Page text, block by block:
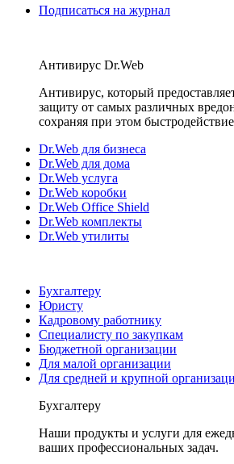
Подписаться на журнал
Антивирус Dr.Web
Антивирус, который
защиту от самых различных
сохраняя при этом
Dr.Web для бизнеса
Dr.Web для дома
Dr.Web услуга
Dr.Web коробки
Dr.Web Office Shield
Dr.Web комплекты
Dr.Web утилиты
Бухгалтеру
Юристу
Кадровому работнику
Специалисту по закупкам
Бюджетной организации
Для малой организации
Для средней и крупной
Бухгалтеру
Наши продукты и услуги для
ваших профессиональных задач.